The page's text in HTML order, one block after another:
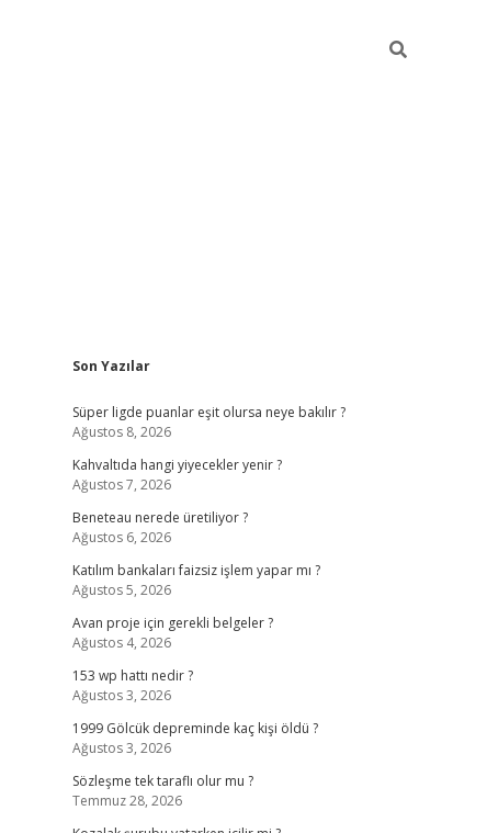
Sidebar
Son Yazılar
Süper ligde puanlar eşit olursa neye bakılır ?
Ağustos 8, 2026
Kahvaltıda hangi yiyecekler yenir ?
Ağustos 7, 2026
Beneteau nerede üretiliyor ?
Ağustos 6, 2026
Katılım bankaları faizsiz işlem yapar mı ?
Ağustos 5, 2026
Avan proje için gerekli belgeler ?
Ağustos 4, 2026
153 wp hattı nedir ?
Ağustos 3, 2026
1999 Gölcük depreminde kaç kişi öldü ?
Ağustos 3, 2026
Sözleşme tek taraflı olur mu ?
Temmuz 28, 2026